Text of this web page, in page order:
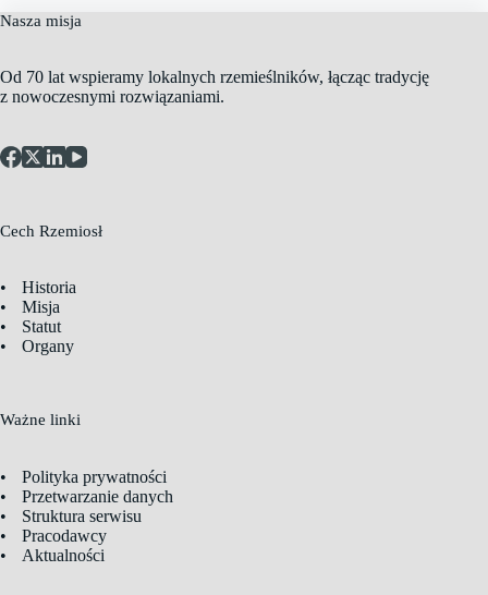
Nasza misja
Od 70 lat wspieramy lokalnych rzemieślników, łącząc tradycję
z nowoczesnymi rozwiązaniami.
Cech Rzemiosł
Historia
Misja
Statut
Organy
Ważne linki
Polityka prywatności
Przetwarzanie danych
Struktura serwisu
Pracodawcy
Aktualności